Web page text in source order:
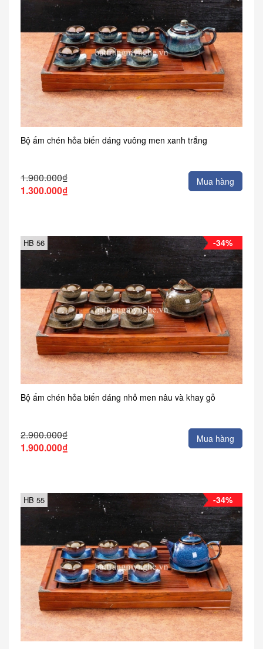
Bộ ấm chén hỏa biến dáng vuông men xanh trắng
1.900.000₫
1.300.000₫
Mua hàng
-34%
HB 56
Bộ ấm chén hỏa biến dáng nhỏ men nâu và khay gỗ
2.900.000₫
1.900.000₫
Mua hàng
-34%
HB 55